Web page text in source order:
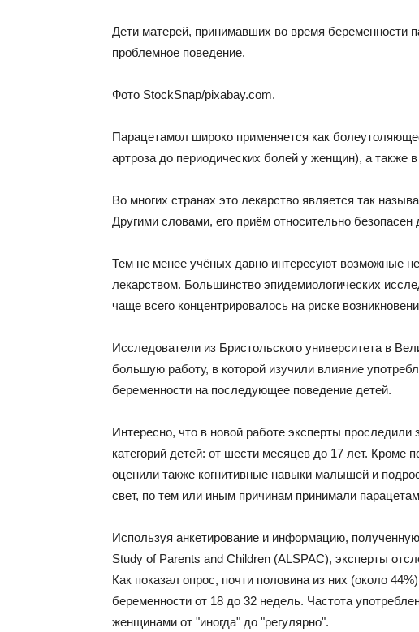
Дети матерей, принимавших во время беременности
проблемное поведение.
Фото StockSnap/pixabay.com.
Парацетамол широко применяется как
артроза до периодических болей у женщин), а также
Во многих странах это лекарство является так
Другими словами, его приём относительно
Тем не менее учёных давно интересуют возможные
лекарством. Большинство эпидемиологических
чаще всего концентрировалось на риске
Исследователи из Бристольского университета в
большую работу, в которой изучили влияние
беременности на последующее поведение детей.
Интересно, что в новой работе эксперты
категорий детей: от шести месяцев до 17 лет. Кроме
оценили также когнитивные навыки малышей и
свет, по тем или иным причинам принимали
Используя анкетирование и информацию,
Study of Parents and Children (ALSPAC), эксперты
Как показал опрос, почти половина из них (около
беременности от 18 до 32 недель. Частота
женщинами от "иногда" до "регулярно".